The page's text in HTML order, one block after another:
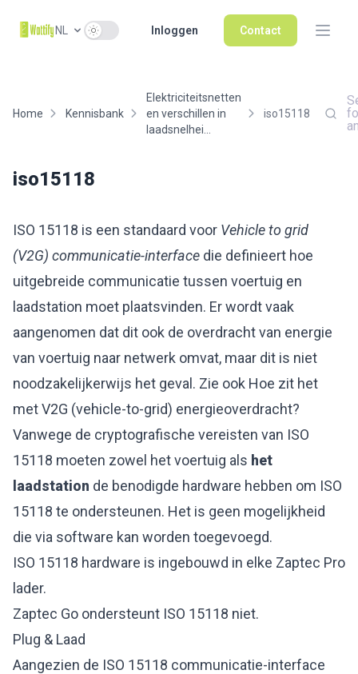
NL Use setting Inloggen Contact
Home Kennisbank
Elektriciteitsnetten
en verschillen in
laadsnelhei...
iso15118
iso15118
ISO 15118 is een standaard voor Vehicle to grid
(V2G) communicatie-interface die definieert hoe
uitgebreide communicatie tussen voertuig en
laadstation moet plaatsvinden. Er wordt vaak
aangenomen dat dit ook de overdracht van energie
van voertuig naar netwerk omvat, maar dit is niet
noodzakelijkerwijs het geval. Zie ook Hoe zit het
met V2G (vehicle-to-grid) energieoverdracht?
Vanwege de cryptografische vereisten van ISO
15118 moeten zowel het voertuig als het
laadstation de benodigde hardware hebben om ISO
15118 te ondersteunen. Het is geen mogelijkheid
die via software kan worden toegevoegd.
ISO 15118 hardware is ingebouwd in elke Zaptec Pro
lader.
Zaptec Go ondersteunt ISO 15118 niet.
Plug & Laad
Aangezien de ISO 15118 communicatie-interface